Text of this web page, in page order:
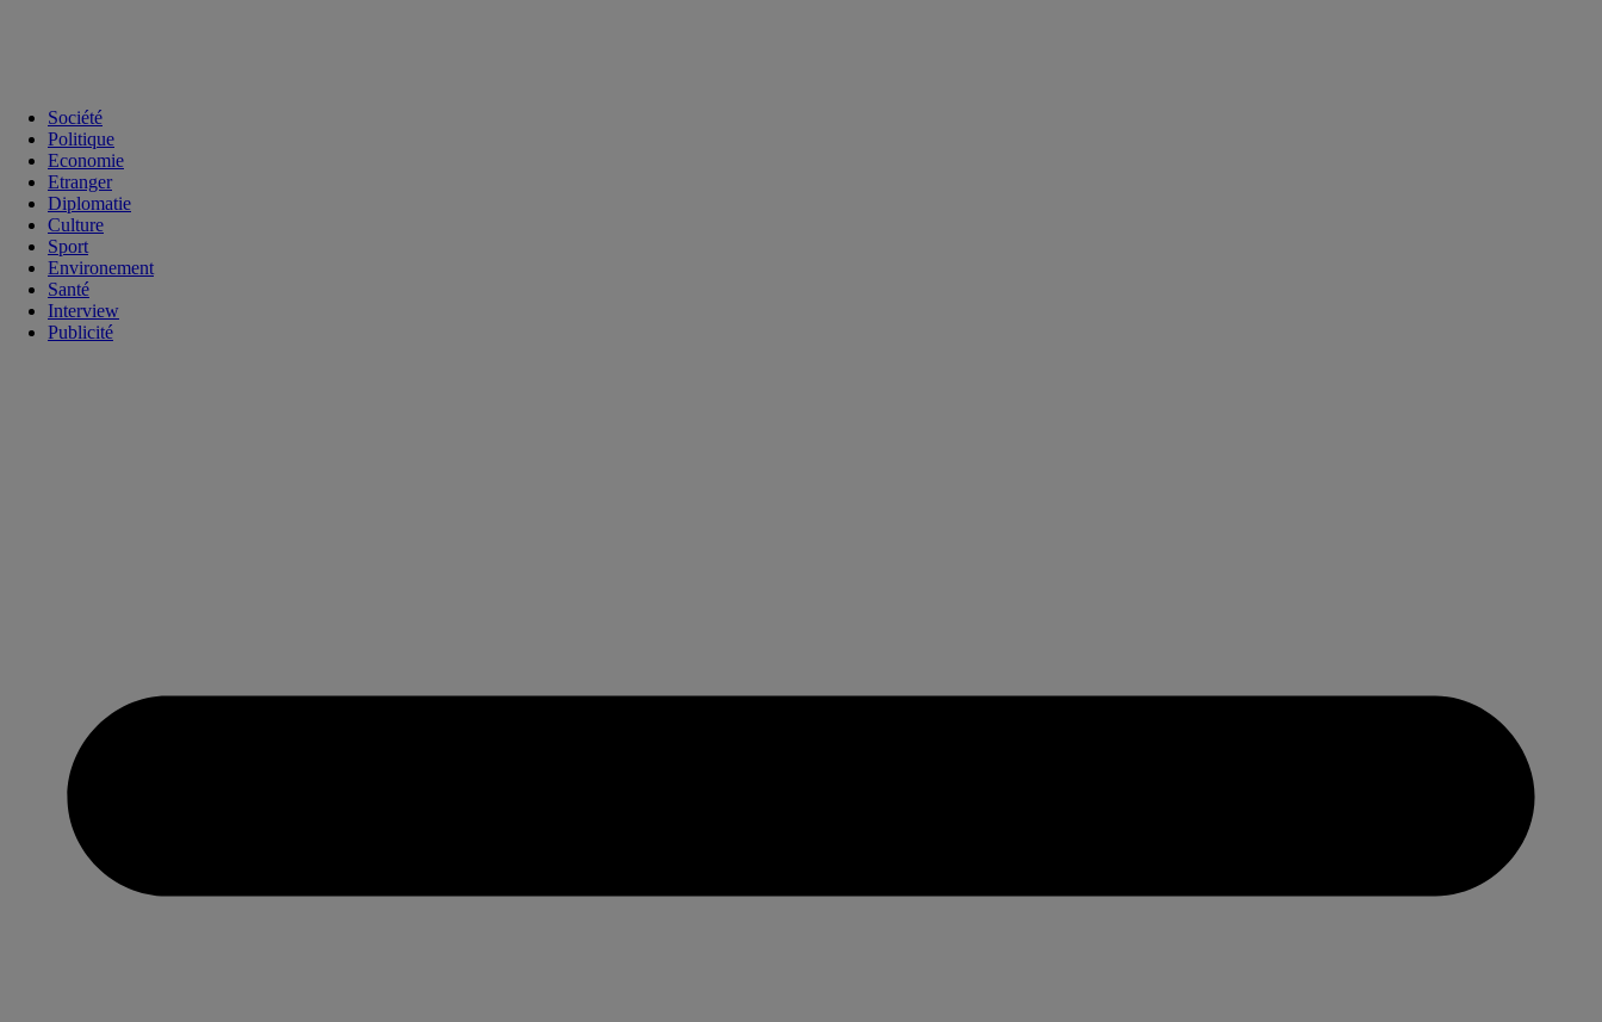
Société
Politique
Economie
Etranger
Diplomatie
Culture
Sport
Environement
Santé
Interview
Publicité